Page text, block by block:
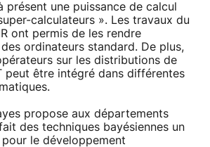
présent une puissance de calcul
calculateurs ». Les travaux du
ont permis de les rendre
ordinateurs standard. De plus,
sur les distributions de
peut être intégré dans différentes
propose aux départements
des techniques bayésiennes un
le développement